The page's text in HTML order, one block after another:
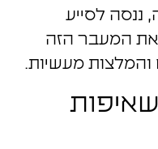
ננסה לסייע
את המעבר הזה
והמלצות מעשיות.